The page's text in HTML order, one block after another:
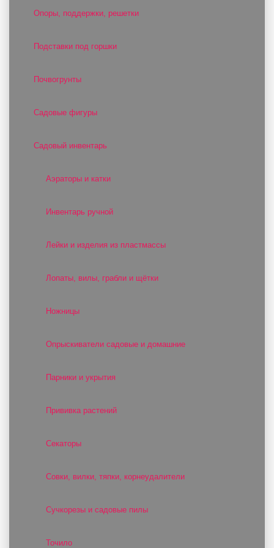
Опоры, поддержки, решетки
Подставки под горшки
Почвогрунты
Садовые фигуры
Садовый инвентарь
Аэраторы и катки
Инвентарь ручной
Лейки и изделия из пластмассы
Лопаты, вилы, грабли и щётки
Ножницы
Опрыскиватели садовые и домашние
Парники и укрытия
Прививка растений
Секаторы
Совки, вилки, тяпки, корнеудалители
Сучкорезы и садовые пилы
Точило